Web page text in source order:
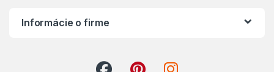
Informácie o firme